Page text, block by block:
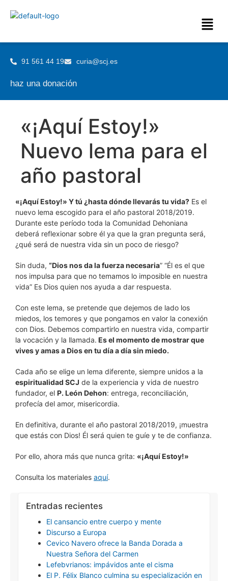
91 561 44 19 curia@scj.es
haz una donación
«¡Aquí Estoy!»
Nuevo lema para el
año pastoral
«¡Aquí Estoy!» Y tú ¿hasta dónde llevarás tu vida? Es el
nuevo lema escogido para el año pastoral 2018/2019.
Durante este período toda la Comunidad Dehoniana
deberá reflexionar sobre él ya que la gran pregunta será,
¿qué será de nuestra vida sin un poco de riesgo?
Sin duda, “Dios nos da la fuerza necesaria” “Él es el que
nos impulsa para que no temamos lo imposible en nuestra
vida” Es Dios quien nos ayuda a dar respuesta.
Con este lema, se pretende que dejemos de lado los
miedos, los temores y que pongamos en valor la conexión
con Dios. Debemos compartirlo en nuestra vida, compartir
la vocación y la llamada. Es el momento de mostrar que
vives y amas a Dios en tu día a día sin miedo.
Cada año se elige un lema diferente, siempre unidos a la
espiritualidad SCJ de la experiencia y vida de nuestro
fundador, el P. León Dehon: entrega, reconciliación,
profecía del amor, misericordia.
En definitiva, durante el año pastoral 2018/2019, ¡muestra
que estás con Dios! Él será quien te guíe y te de confianza.
Por ello, ahora más que nunca grita: «¡Aquí Estoy!»
Consulta los materiales aquí.
Entradas recientes
El cansancio entre cuerpo y mente
Discurso a Europa
Cevico Navero ofrece la Banda Dorada a
Nuestra Señora del Carmen
Lefebvrianos: impávidos ante el cisma
El P. Félix Blanco culmina su especialización en